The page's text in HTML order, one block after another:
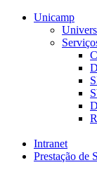
Conteúdo principal
Unicamp
Intranet
Prestação de